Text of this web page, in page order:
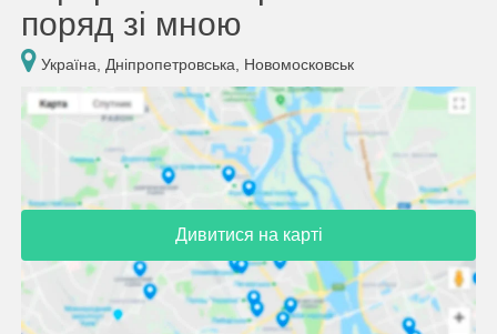
поряд зі мною
Україна, Дніпропетровська, Новомосковськ
Дивитися на карті